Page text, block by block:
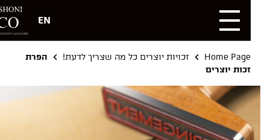
EN
Home Page זכויות יוצרים כל מה שצריך לדעת!
הפרת
זכות יוצרים